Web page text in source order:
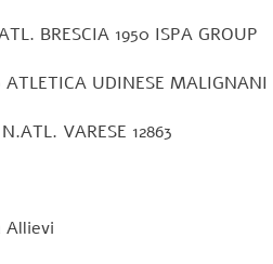
ATL. BRESCIA 1950 ISPA
ATLETICA UDINESE
VARESE 12863
Allievi